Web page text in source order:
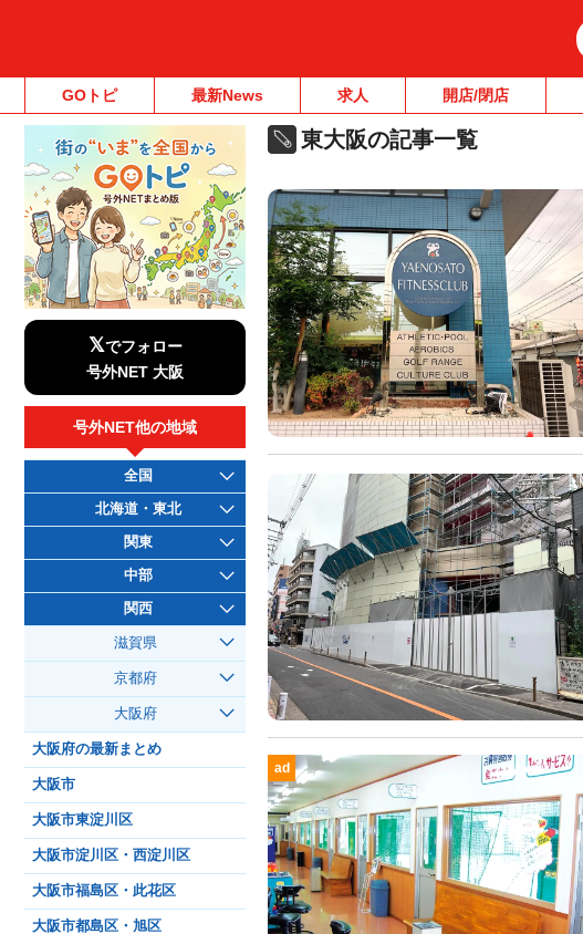
GOトピ 最新News 求人 開店/閉店
東大阪の記事一覧
ad
𝕏でフォロー
号外NET 大阪
号外NET他の地域
全国
北海道・東北
関東
中部
関西
滋賀県
京都府
大阪府
大阪府の最新まとめ
大阪市
大阪市東淀川区
大阪市淀川区・西淀川区
大阪市福島区・此花区
大阪市都島区・旭区